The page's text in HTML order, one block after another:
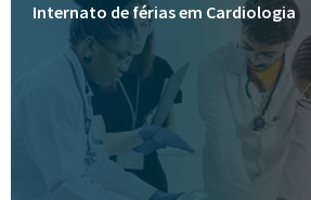
Internato de férias em Cardiologia